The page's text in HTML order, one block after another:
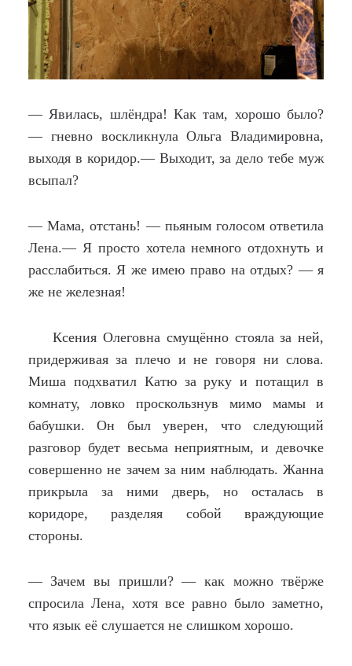
— Явилась, шлёндра! Как там, хорошо было?
— гневно воскликнула Ольга Владимировна,
выходя в коридор.— Выходит, за дело тебе муж
всыпал?
— Мама, отстань! — пьяным голосом ответила
Лена.— Я просто хотела немного отдохнуть и
расслабиться. Я же имею право на отдых? — я
же не железная!
Ксения Олеговна смущённо стояла за ней,
придерживая за плечо и не говоря ни слова.
Миша подхватил Катю за руку и потащил в
комнату, ловко проскользнув мимо мамы и
бабушки. Он был уверен, что следующий
разговор будет весьма неприятным, и девочке
совершенно не зачем за ним наблюдать. Жанна
прикрыла за ними дверь, но осталась в
коридоре, разделяя собой враждующие
стороны.
— Зачем вы пришли? — как можно твёрже
спросила Лена, хотя все равно было заметно,
что язык её слушается не слишком хорошо.